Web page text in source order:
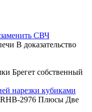
СВЧ
В доказательство
Брегет собственный
нарезки кубиками
RHB-2976 Плюсы Две